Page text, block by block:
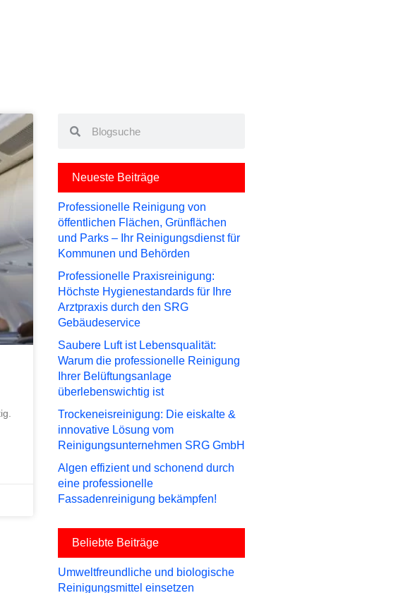
Neueste Beiträge
Professionelle Reinigung von
öffentlichen Flächen, Grünflächen
und Parks – Ihr Reinigungsdienst für
Kommunen und Behörden
Professionelle Praxisreinigung:
Höchste Hygienestandards für Ihre
Arztpraxis durch den SRG
Gebäudeservice
Saubere Luft ist Lebensqualität:
Warum die professionelle Reinigung
Ihrer Belüftungsanlage
überlebenswichtig ist
Trockeneisreinigung: Die eiskalte &
innovative Lösung vom
Reinigungsunternehmen SRG GmbH
Algen effizient und schonend durch
eine professionelle
Fassadenreinigung bekämpfen!
Beliebte Beiträge
Umweltfreundliche und biologische
Reinigungsmittel einsetzen